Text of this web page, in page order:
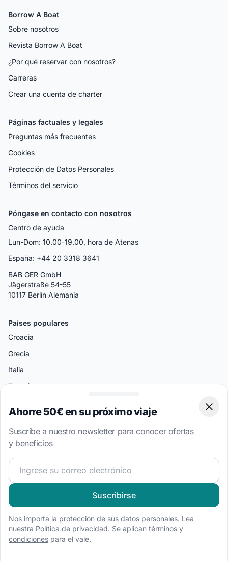
Borrow A Boat
Sobre nosotros
Revista Borrow A Boat
¿Por qué reservar con nosotros?
Carreras
Crear una cuenta de charter
Páginas factuales y legales
Preguntas más frecuentes
Cookies
Protección de Datos Personales
Términos del servicio
Póngase en contacto con nosotros
Centro de ayuda
Lun-Dom: 10.00-19.00, hora de Atenas
España: +44 20 3318 3641
BAB GER GmbH
Jägerstraße 54-55
10117 Berlín Alemania
Países populares
Croacia
Grecia
Italia
Turquía
Islas Vírgenes Británicas
Destinos Populares
Split
Atenas
Palermo
Miami
Bodrum
Ahorre 50€ en su próximo viaje
Suscribe a nuestro newsletter para conocer ofertas
y beneficios
¡Únete a nuestra comunidad náutica y recibe contenido
Suscribirse
Nos importa la protección de sus datos personales. Lea
nuestra Política de privacidad. Se aplican términos y
condiciones para el vale.